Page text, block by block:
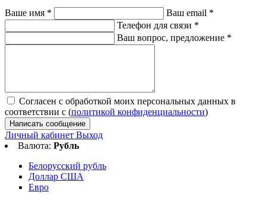
Ваше имя * Ваш email *
Телефон для связи *
Ваш вопрос, предложение *
Согласен с обработкой моих персональных данных в
соответствии с (политикой конфиденциальности)
Написать сообщение
Личный кабинет Выход
Валюта: Рубль
Белорусский рубль
Доллар США
Евро